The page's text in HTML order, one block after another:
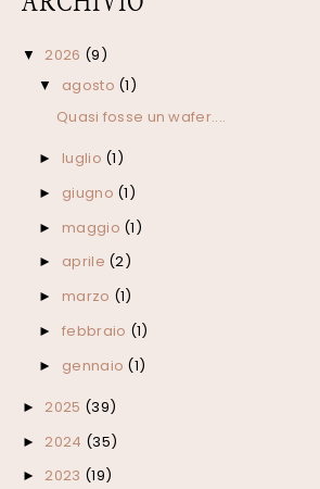
▼ 2026 (9)
▼ agosto (1)
Quasi fosse un wafer....
► luglio (1)
► giugno (1)
► maggio (1)
► aprile (2)
► marzo (1)
► febbraio (1)
► gennaio (1)
► 2025 (39)
► 2024 (35)
► 2023 (19)